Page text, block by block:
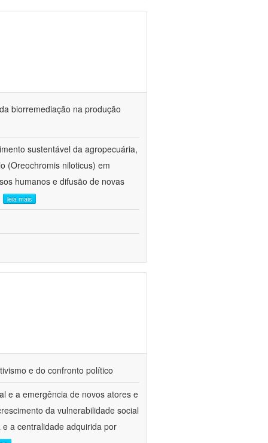
biorremediação na produção
sustentável da agropecuária,
(Oreochromis niloticus) em
humanos e difusão de novas
leia mais
e do confronto político
e a emergência de novos atores e
da vulnerabilidade social
a centralidade adquirida por